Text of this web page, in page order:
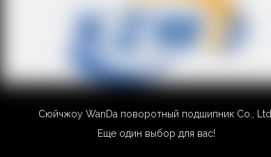
Сюйчжоу WanDa поворотный подшипник Co., Ltd.
Еще один выбор для вас!